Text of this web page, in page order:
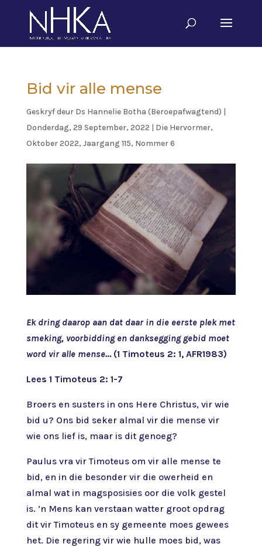
Bid vir alle mense
Geskryf deur Ds Hannelie Botha (Beroepafwagtend) |
Donderdag, 29 September, 2022 | Die Hervormer,
Oktober 2022, Jaargang 115, Nommer 6
Ek dring daarop aan dat daar in die eerste plek met
smeking, voorbidding en danksegging gebid moet
word vir alle mense… (1 Timoteus 2: 1, AFR1983)
Lees 1 Timoteus 2: 1-7
Broers en susters in ons Here Christus, vir wie
bid u? Ons bid seker almal vir die mense vir
wie ons lief is, maar is dit genoeg?
Paulus vra vir Timoteus om vir alle mense te
bid, en in die besonder vir die owerheid en
almal wat in magsposisies oor die volk gestel
is. ’n Mens kan verstaan watter groot opdrag
dit vir Timoteus en sy gemeente moes gewees
het. Die regering vir wie hulle moes bid, was